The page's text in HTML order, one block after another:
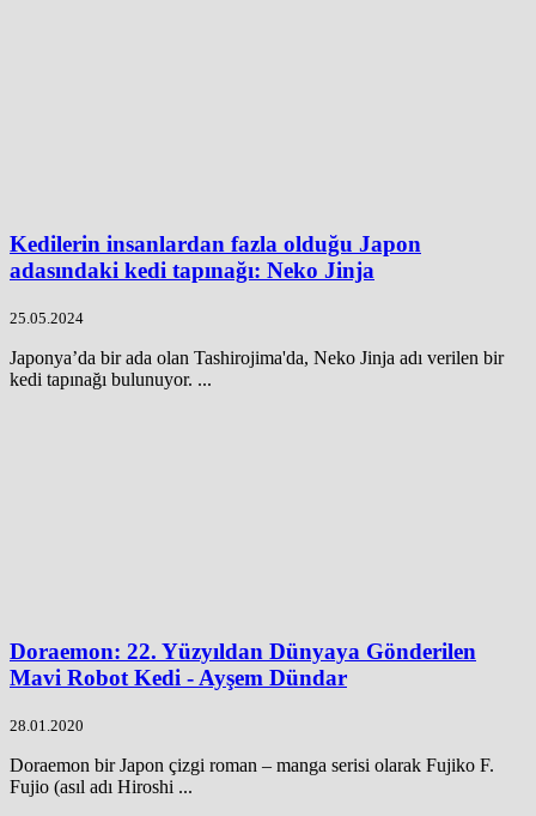
Kedilerin insanlardan fazla olduğu Japon
adasındaki kedi tapınağı: Neko Jinja
25.05.2024
Japonya’da bir ada olan Tashirojima'da, Neko Jinja adı verilen bir
kedi tapınağı bulunuyor. ...
Doraemon: 22. Yüzyıldan Dünyaya Gönderilen
Mavi Robot Kedi - Ayşem Dündar
28.01.2020
Doraemon bir Japon çizgi roman – manga serisi olarak Fujiko F.
Fujio (asıl adı Hiroshi ...